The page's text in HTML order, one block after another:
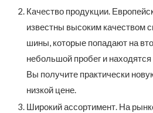
Качество продукции.
известны высоким качеством
шины, которые попадают на
небольшой пробег и
Вы получите практически
низкой цене.
Широкий ассортимент. На